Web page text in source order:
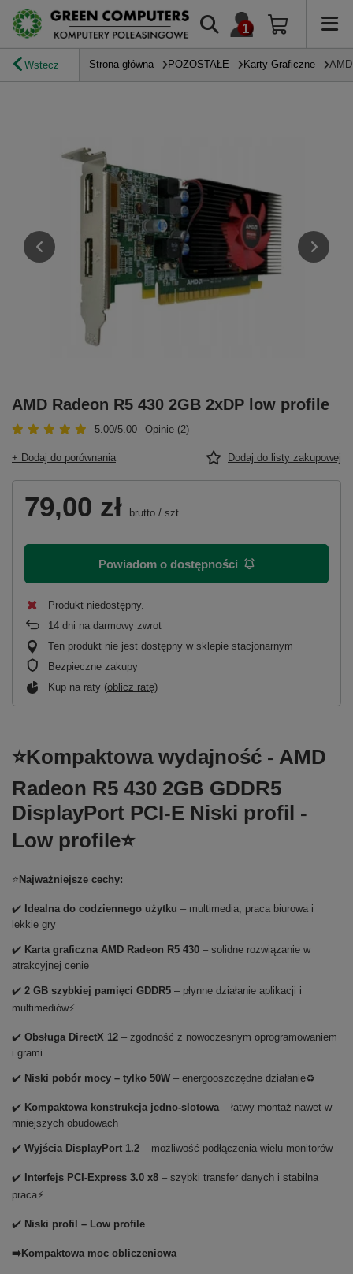
Wstecz Strona główna POZOSTAŁE Karty Graficzne
AMD Radeon R5 430 2GB 2xDP low profile
5.00/5.00 Opinie (2)
+ Dodaj do porównania Dodaj do listy zakupowej
79,00 zł brutto / szt.
Powiadom o dostępności
Produkt niedostępny
14 dni na darmowy zwrot
Ten produkt nie jest dostępny w sklepie stacjonarnym
Bezpieczne zakupy
Kup na raty (oblicz ratę)
⭐Kompaktowa wydajność - AMD
Radeon R5 430 2GB GDDR5
DisplayPort PCI-E Niski profil -
Low profile⭐
⭐ Najważniejsze cechy:
✔️ Idealna do codziennego użytku – multimedia, praca biurowa i
lekkie gry
✔️ Karta graficzna AMD Radeon R5 430 – solidne rozwiązanie w
atrakcyjnej cenie
✔️ 2 GB szybkiej pamięci GDDR5 – płynne działanie aplikacji i
multimediów⚡
✔️ Obsługa DirectX 12 – zgodność z nowoczesnym oprogramowaniem
i grami
✔️ Niski pobór mocy – tylko 50W – energooszczędne działanie♻️
✔️ Kompaktowa konstrukcja jedno-slotowa– łatwy montaż nawet w
mniejszych obudowach
✔️ Wyjścia DisplayPort 1.2 – możliwość podłączenia wielu monitorów
✔️ Interfejs PCI-Express 3.0 x8 – szybki transfer danych i stabilna
praca⚡
✔️ Niski profil – Low profile
➡️Kompaktowa moc obliczeniowa